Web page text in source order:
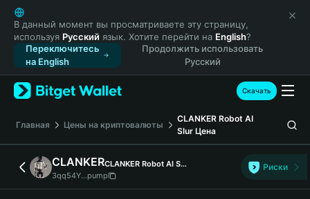
English
日本語
Tiếng Việt
Русский
Español (Latinoamérica)
Türkçe
Français
Deutsch
简体中文
繁體中文
Português (Portugal)
В данный момент вы просматриваете эту страницу,
используя Русский язык. Хотите перейти на English?
Переключитесь
на English
Продолжить использовать
Русский
Скачать
Главная Цены на криптовалюты
CLANKER Robot AI
Slur Цена
CLANKER
CLANKER Robot AI Slur
3qq54Y...pump
Риски